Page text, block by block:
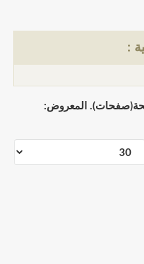
:
مقطع(مقاطع) في 0 صفحة(صفحات). المعروض: